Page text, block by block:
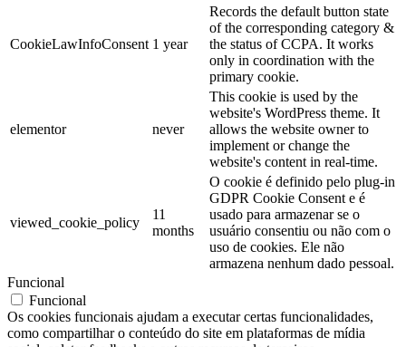
CookieLawInfoConsent 1 year
Records the default button state
of the corresponding category &
the status of CCPA. It works
only in coordination with the
primary cookie.
elementor never
This cookie is used by the
website's WordPress theme. It
allows the website owner to
implement or change the
website's content in real-time.
viewed_cookie_policy
11
months
O cookie é definido pelo plug-in
GDPR Cookie Consent e é
usado para armazenar se o
usuário consentiu ou não com o
uso de cookies. Ele não
armazena nenhum dado pessoal.
Funcional
Funcional
Os cookies funcionais ajudam a executar certas funcionalidades,
como compartilhar o conteúdo do site em plataformas de mídia